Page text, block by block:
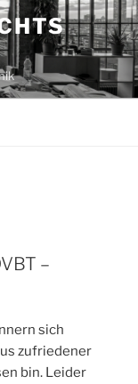
–
sich
zufriedener
bin. Leider